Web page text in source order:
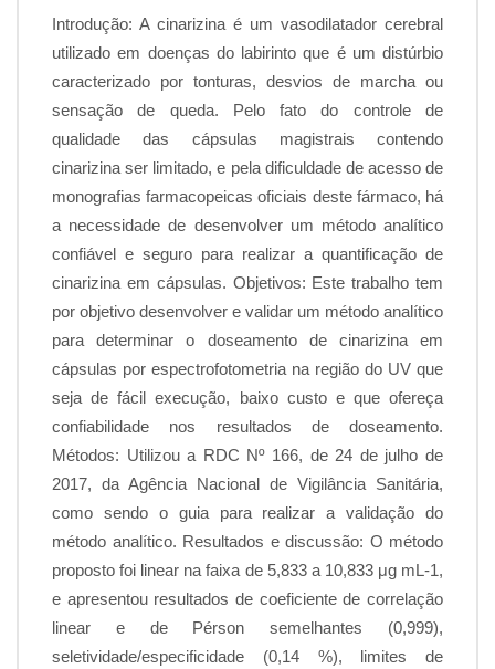
Introdução: A cinarizina é um vasodilatador cerebral
utilizado em doenças do labirinto que é um distúrbio
caracterizado por tonturas, desvios de marcha ou
sensação de queda. Pelo fato do controle de
qualidade das cápsulas magistrais contendo
cinarizina ser limitado, e pela dificuldade de acesso de
monografias farmacopeicas oficiais deste fármaco, há
a necessidade de desenvolver um método analítico
confiável e seguro para realizar a quantificação de
cinarizina em cápsulas. Objetivos: Este trabalho tem
por objetivo desenvolver e validar um método analítico
para determinar o doseamento de cinarizina em
cápsulas por espectrofotometria na região do UV que
seja de fácil execução, baixo custo e que ofereça
confiabilidade nos resultados de doseamento.
Métodos: Utilizou a RDC Nº 166, de 24 de julho de
2017, da Agência Nacional de Vigilância Sanitária,
como sendo o guia para realizar a validação do
método analítico. Resultados e discussão: O método
proposto foi linear na faixa de 5,833 a 10,833 μg mL-1,
e apresentou resultados de coeficiente de correlação
linear e de Pérson semelhantes (0,999),
seletividade/especificidade (0,14 %), limites de